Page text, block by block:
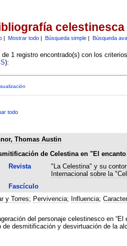
celestinesca
| Mostrar todo| Búsqueda simple| Búsqueda
de 1 registro encontrado(s) con los
):
todo
Thomas Austin
de Celestina en "El
Revista
"La Celestina" y su
Internacional sobre la
Fascículo
y Torres; Pervivencia; Influencia;
del personaje celestinesco en
de desmitificación y desvirtuación de la